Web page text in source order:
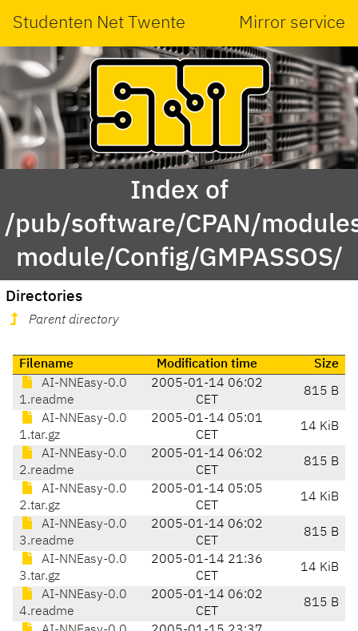
Studenten Net Twente Mirror service
Index of
/pub/software/CPAN/
module/Config/GMPASSOS/
Directories
Parent directory
Filename Modification time
Size
AI-NNEasy-0.0
1.readme
2005-01-14 06:02
CET
815 B
AI-NNEasy-0.0
1.tar.gz
2005-01-14 05:01
CET
14 KiB
AI-NNEasy-0.0
2.readme
2005-01-14 06:02
CET
815 B
AI-NNEasy-0.0
2.tar.gz
2005-01-14 05:05
CET
14 KiB
AI-NNEasy-0.0
3.readme
2005-01-14 06:02
CET
815 B
AI-NNEasy-0.0
3.tar.gz
2005-01-14 21:36
CET
14 KiB
AI-NNEasy-0.0
4.readme
2005-01-14 06:02
CET
815 B